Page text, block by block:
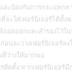
ละป้องกันการกระแทกห
ะใส่เฟอร์นิเจอร์ได้ทั้ง
อดออกและสำรองไว้ใ
อนจะวางเฟอร์นิเจอร์ล
ว่างให้มากพอ
ติดตั้ง:หากเฟอร์นิเจอร์มี